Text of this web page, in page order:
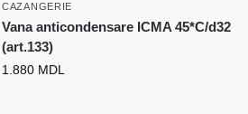
CAZANGERIE
Vana anticondensare ICMA 45*C/d32
(art.133)
1.880 MDL